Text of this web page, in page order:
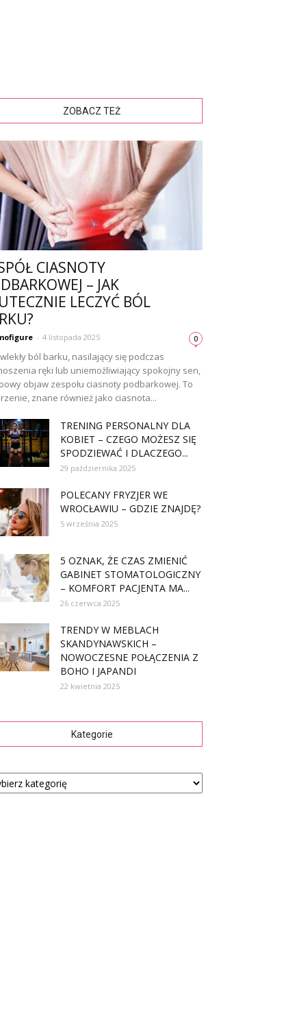
ZOBACZ TEŻ
CIASNOTY
– JAK
LECZYĆ BÓL
- 4 listopada 2025 0
ból barku, nasilający się podczas
ręki lub uniemożliwiający spokojny sen,
objaw zespołu ciasnoty podbarkowej. To
znane również jako ciasnota...
TRENING PERSONALNY DLA
KOBIET – CZEGO MOŻESZ SIĘ
SPODZIEWAĆ I DLACZEGO...
29 października 2025
POLECANY FRYZJER WE
WROCŁAWIU – GDZIE ZNAJDĘ?
5 września 2025
5 OZNAK, ŻE CZAS ZMIENIĆ
GABINET STOMATOLOGICZNY
– KOMFORT PACJENTA MA...
26 czerwca 2025
TRENDY W MEBLACH
SKANDYNAWSKICH –
NOWOCZESNE POŁĄCZENIA Z
BOHO I JAPANDI
22 kwietnia 2025
Kategorie